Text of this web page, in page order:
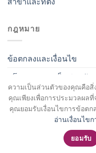
ความเป็นส่วนตัวของคุณคือสิ่
คุณเพียงเพื่อการประมวลผล
คุณยอมรับเงื่อนไขการข้อตก
อ่านเงื่อนไข
ยอมรับ
กฎหมาย
ข้อตกลงและเงื่อนไข
นโยบายความเป็นส่วนตัว
สมัคร
Copyright